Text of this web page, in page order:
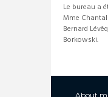
Le bureau a
Mme
Bernard
Borkowski.
About